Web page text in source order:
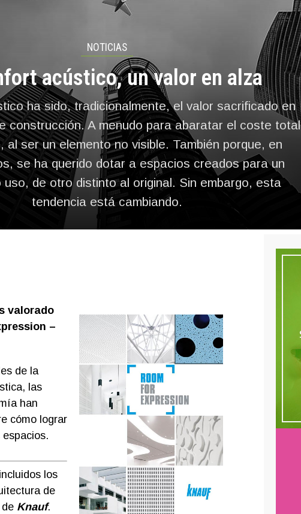
NOTICIAS
acústico, un valor en alza
ha sido, tradicionalmente, el valor sacrificado en
construcción. A menudo para abaratar el coste total
al ser un elemento no visible. También porque, en
se ha querido dotar a espacios creados para un
uso, de otro distinto al original. Sin embargo, esta
tendencia está cambiando.
valorado
–
de la
las
han
cómo lograr
los
de
Knauf.